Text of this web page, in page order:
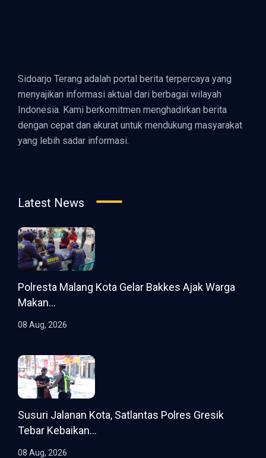
Sidoarjo Terang adalah portal berita terpercaya yang
menyajikan informasi aktual dari berbagai wilayah
Indonesia. Kami berkomitmen menghadirkan berita
dengan cepat dan akurat untuk mendukung masyarakat
yang lebih sadar informasi.
Latest News
Polresta Malang Kota Gelar Bakkes Ajak Warga
Makan...
08 Aug, 2026
Susuri Jalanan Kota, Satlantas Polres Gresik
Tebar Kebaikan...
08 Aug, 2026